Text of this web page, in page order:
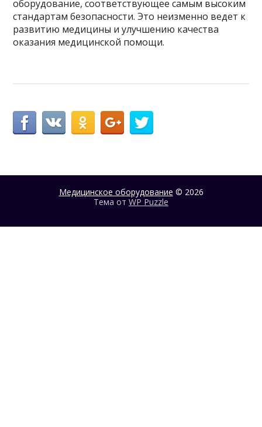
оборудование, соответствующее самым высоким
стандартам безопасности. Это неизменно ведет к
развитию медицины и улучшению качества
оказания медицинской помощи.
Медицинское оборудование © 2026
Тема от WP Puzzle